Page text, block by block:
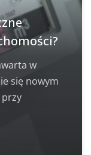
w
się nowym